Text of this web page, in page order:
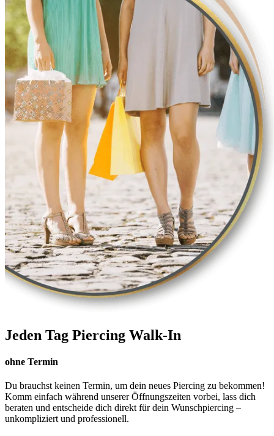
Jeden Tag Piercing Walk-In
ohne Termin
Du brauchst keinen Termin, um dein neues Piercing zu bekommen!
Komm einfach während unserer Öffnungszeiten vorbei, lass dich
beraten und entscheide dich direkt für dein Wunschpiercing –
unkompliziert und professionell.